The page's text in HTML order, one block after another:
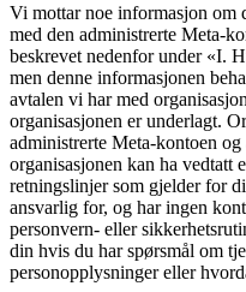
Vi mottar noe informasjon om
med den administrerte Meta-
beskrevet nedenfor under «I.
men denne informasjonen
avtalen vi har med
organisasjonen er underlagt.
administrerte Meta-kontoen
organisasjonen kan ha vedtatt
retningslinjer som gjelder for
ansvarlig for, og har ingen
personvern- eller
din hvis du har spørsmål om
personopplysninger eller